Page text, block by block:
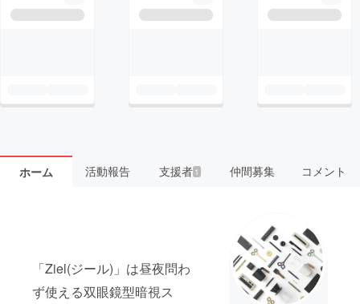
ホーム 活動報告 支援者 1 仲間募集 コメント
「Ziel(ジール)」は昼夜問わ
ず使える双眼鏡型暗視ス